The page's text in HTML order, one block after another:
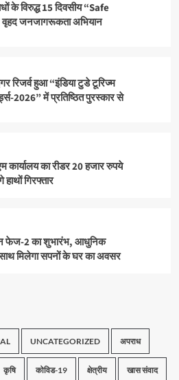
के विरुद्ध 15 दिवसीय “Safe
जनजागरूकता अभियान
रिजर्व हुआ “इंडिया टुडे टूरिज्म
2026” में प्रतिष्ठित पुरस्कार से
कार्यालय का रीडर 20 हजार रुपये
गिरफ्तार
फेज-2 का शुभारंभ, आधुनिक
मिलेगा सपनों के घर का अवसर
UNCATEGORIZED अपराध
कृषि कोविड-19 क्षेत्रीय खास संवाद